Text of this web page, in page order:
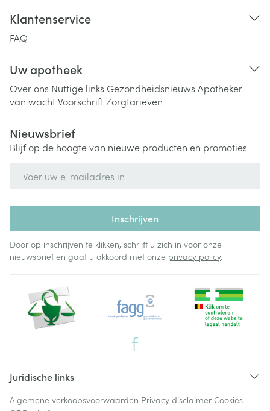
Klantenservice
FAQ
Uw apotheek
Over ons Nuttige links Gezondheidsnieuws Apotheker
van wachtVoorschriftZorgtarieven
Nieuwsbrief
Blijf op de hoogte van nieuwe producten en promoties
Inschrijven
Door op inschrijven te klikken, schrijft u zich in voor onze
nieuwsbrief en gaat u akkoord met onze privacy policy.
Juridische links
Algemene verkoopsvoorwaarden Privacy disclaimer Cookies